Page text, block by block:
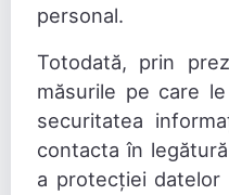
personal.
Totodată, prin
măsurile pe care
securitatea
contacta în
a protecției